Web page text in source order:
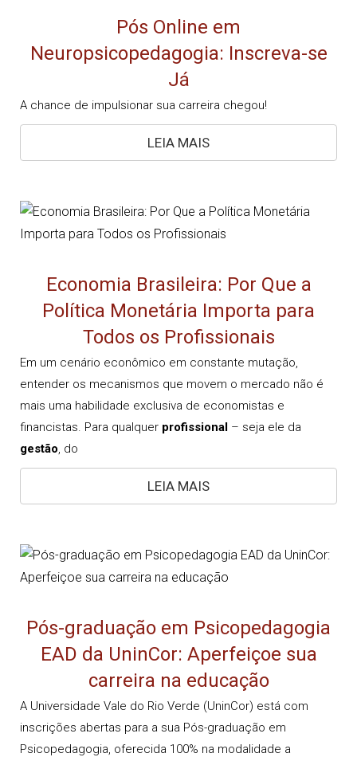
Pós Online em
Neuropsicopedagogia: Inscreva-se
Já
A chance de impulsionar sua carreira chegou!
LEIA MAIS
Economia Brasileira: Por Que a
Política Monetária Importa para
Todos os Profissionais
Em um cenário econômico em constante mutação,
entender os mecanismos que movem o mercado não é
mais uma habilidade exclusiva de economistas e
financistas. Para qualquer profissional – seja ele da
gestão, do
LEIA MAIS
Pós-graduação em Psicopedagogia
EAD da UninCor: Aperfeiçoe sua
carreira na educação
A Universidade Vale do Rio Verde (UninCor) está com
inscrições abertas para a sua Pós-graduação em
Psicopedagogia, oferecida 100% na modalidade a